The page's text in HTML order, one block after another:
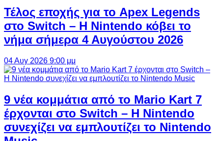
Τέλος εποχής για το Apex Legends
στο Switch – Η Nintendo κόβει το
νήμα σήμερα 4 Αυγούστου 2026
04 Αυγ 2026 9:00 μμ
9 νέα κομμάτια από το Mario Kart 7
έρχονται στο Switch – Η Nintendo
συνεχίζει να εμπλουτίζει το Nintendo